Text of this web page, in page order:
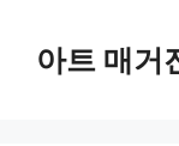
아트 매거